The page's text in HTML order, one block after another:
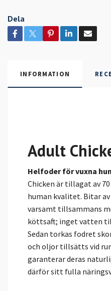
Dela
INFORMATION
Adult
Helfoder för vuxna
Chicken är tillagat av
human kvalitet. Bitar
varsamt tillsammans
köttsaft; inget vatten
Sedan torkas fodret
och oljor tillsätts vid
garanterar deras
därför sitt fulla